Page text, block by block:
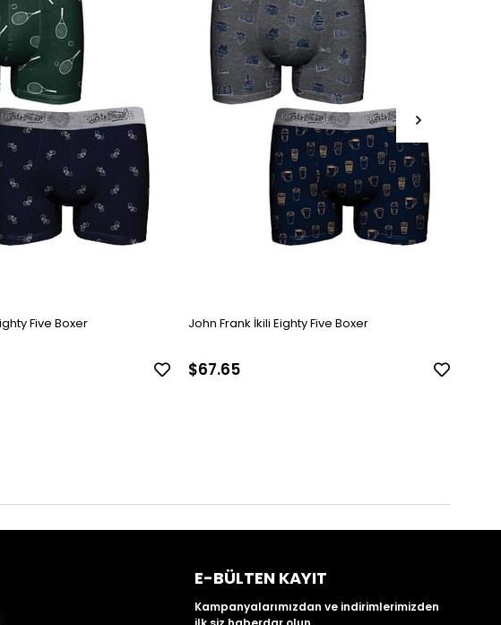
Five Boxer John Frank İkili Eighty Five Boxer
$67.65
E-BÜLTEN KAYIT
Kampanyalarımızdan ve indirimlerimizden